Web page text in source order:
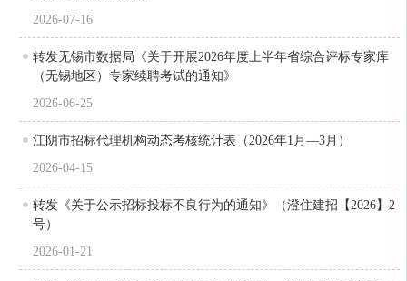
2026-07-16
转发无锡市数据局《关于开展2026年度上半年省综合评标专家库
（无锡地区）专家续聘考试的通知》
2026-06-25
江阴市招标代理机构动态考核统计表（2026年1月—3月）
2026-04-15
转发《关于公示招标投标不良行为的通知》（澄住建招【2026】2
号）
2026-01-21